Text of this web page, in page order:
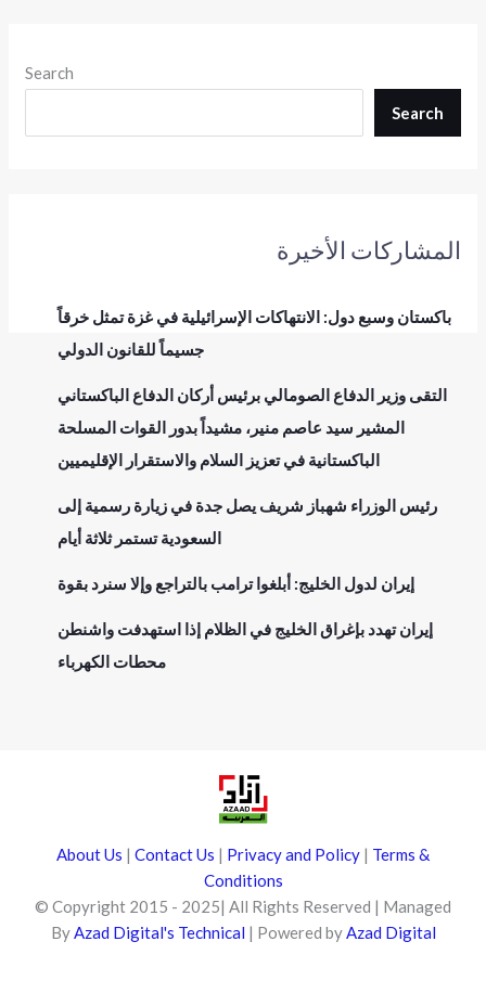
Search
Search
المشاركات الأخيرة
باكستان وسبع دول: الانتهاكات الإسرائيلية في غزة تمثل خرقاً
جسيماً للقانون الدولي
التقى وزير الدفاع الصومالي برئيس أركان الدفاع الباكستاني
المشير سيد عاصم منير، مشيداً بدور القوات المسلحة
الباكستانية في تعزيز السلام والاستقرار الإقليميين
رئيس الوزراء شهباز شريف يصل جدة في زيارة رسمية إلى
السعودية تستمر ثلاثة أيام
إيران لدول الخليج: أبلغوا ترامب بالتراجع وإلا سنرد بقوة
إيران تهدد بإغراق الخليج في الظلام إذا استهدفت واشنطن
محطات الكهرباء
About Us | Contact Us | Privacy and Policy | Terms &
Conditions
© Copyright 2015 - 2025| All Rights Reserved | Managed
ByAzad Digital's Technical | Powered byAzad Digital